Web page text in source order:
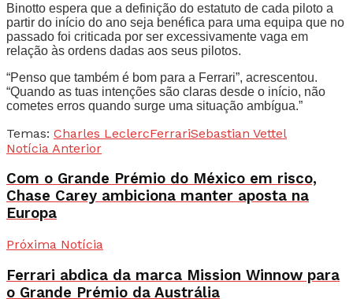
Binotto espera que a definição do estatuto de cada piloto a
partir do início do ano seja benéfica para uma equipa que no
passado foi criticada por ser excessivamente vaga em
relação às ordens dadas aos seus pilotos.
“Penso que também é bom para a Ferrari”, acrescentou.
“Quando as tuas intenções são claras desde o início, não
cometes erros quando surge uma situação ambígua.”
Temas: Charles LeclercFerrariSebastian Vettel
Notícia Anterior
Com o Grande Prémio do México em risco,
Chase Carey ambiciona manter aposta na
Europa
Próxima Notícia
Ferrari abdica da marca Mission Winnow para
o Grande Prémio da Austrália